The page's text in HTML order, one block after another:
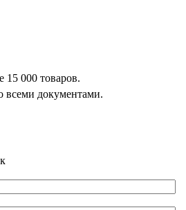
15 000 товаров.
всеми документами.